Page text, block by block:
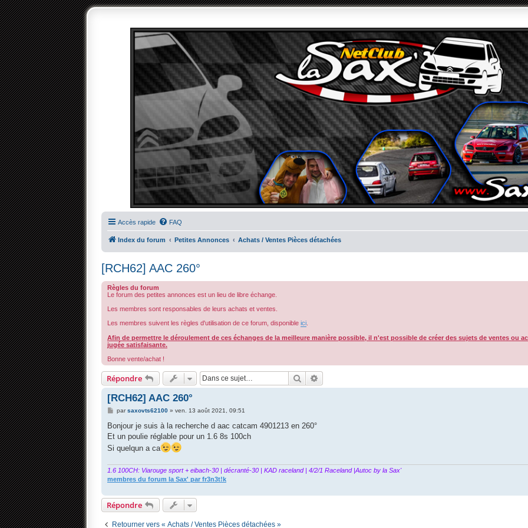
Accès rapide FAQ
Index du forum Petites Annonces Achats / Ventes Pièces détachées
[RCH62] AAC 260°
Règles du forum
Le forum des petites annonces est un lieu de libre échange.
Les membres sont responsables de leurs achats et ventes.
Les membres suivent les règles d'utilisation de ce forum, disponible ici
Afin de permettre le déroulement de ces échanges de la meilleure manière possible, il n'est possible de créer des sujets de ventes ou
jugée satisfaisante.
Bonne vente/achat !
Répondre Rechercher
[RCH62] AAC 260°
M
s
a
e
parsaxovts62100» ven. 13 août 2021, 09:51
Bonjour je suis à la recherche d aac catcam 4901213 en 260°
Et un poulie réglable pour un 1.6 8s 100ch
Si quelqun a ca
1.6 100CH: Viarouge sport + eibach-30 | décranté-30 | KAD raceland | 4/2/1 Raceland |Autoc by la Sax'
membres du forum la Sax' par fr3n3t!k
Répondre
Retourner vers « Achats / Ventes Pièces détachées »